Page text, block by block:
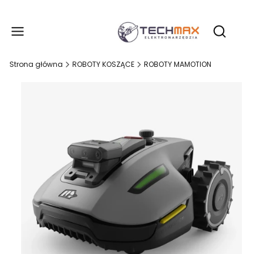
Otwórz
Strona główna ROBOTY KOSZĄCE ROBOTY MAMOTION